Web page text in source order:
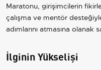
Maratonu, girişimcilerin
çalışma ve mentör
adımlarını atmasına olanak
İlginin Yükselişi